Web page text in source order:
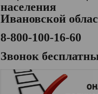
населения
Ивановской
8-800-100-16-60
Звонок